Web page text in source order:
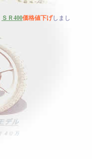
ＳＲ400価格値下げしまし